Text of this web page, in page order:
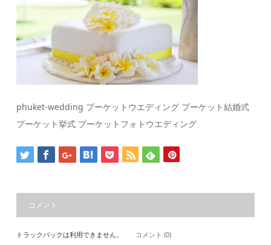
phuket-wedding プーケットウエディング プーケット結婚式
プーケット挙式 プーケットフォトウエディング
コメント
トラックバックは利用できません。 コメント (0)